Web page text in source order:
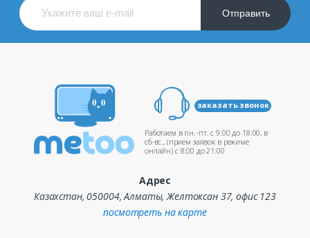
Отправить
заказать звонок
Работаем в пн.-пт. c 9:00 до 18:00, в
сб-вс., (прием заявок в режиме
онлайн) c 8:00 до 21:00
Адрес
Казахстан, 050004, Алматы, Желтоксан 37, офис 123
посмотреть на карте